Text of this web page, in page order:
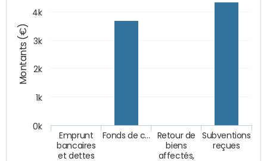
Montants (€)
Emprunt
bancaires
et dettes
Fonds de c…
Retour de
biens
affectés,
Subventions
reçues
0k
1k
2k
3k
4k